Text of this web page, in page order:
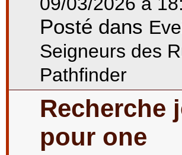
Posté dans
Seigneurs des
Pathfinder
Recherche
pour one